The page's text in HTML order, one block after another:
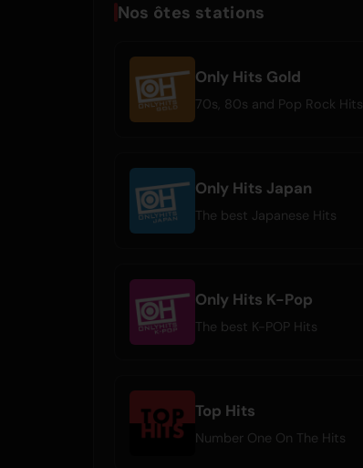
Nos ôtes stations
Only Hits Gold
70s, 80s and Pop Rock Hits
Only Hits Japan
The best Japanese Hits
Only Hits K-Pop
The best K-POP Hits
Top Hits
Number One On The Hits